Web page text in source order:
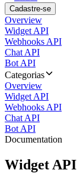
Cadastre-se
Overview
Widget API
Webhooks API
Chat API
Bot API
Categorias
Overview
Widget API
Webhooks API
Chat API
Bot API
Documentation
Widget API